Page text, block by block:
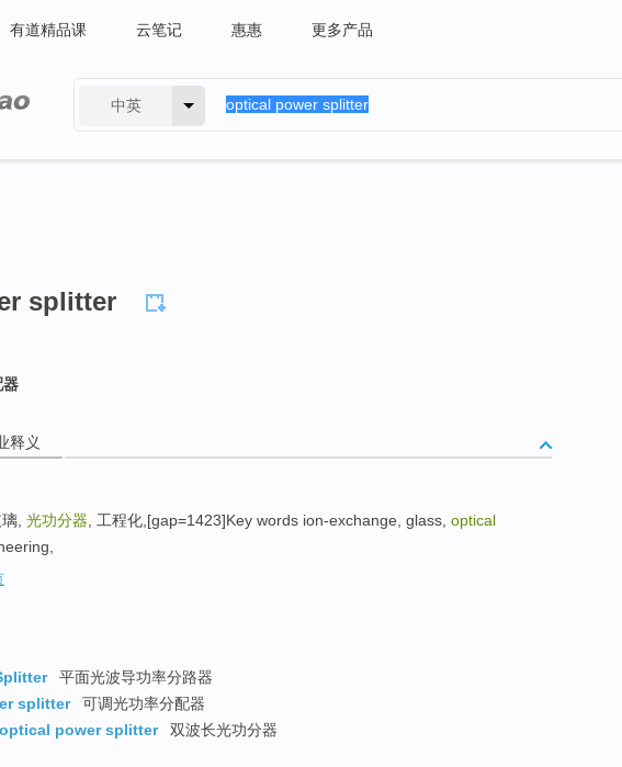
有道精品课 云笔记 惠惠 更多产品
中英
splitter
器
释义
, 光功分器 , 工程化,[gap=1423]Key words ion-exchange, glass, optical
平面光波导功率分路器
splitter
可调光功率分配器
power splitter
双波长光功分器